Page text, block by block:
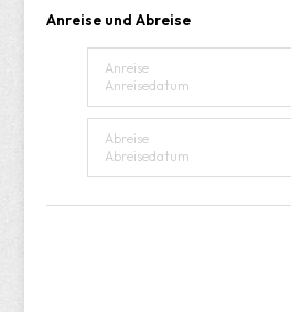
Anreise und Abreise
Anreise
Anreisedatum
Abreise
Abreisedatum